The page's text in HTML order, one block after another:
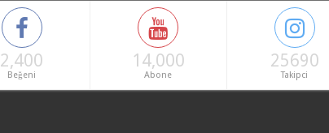
2,400
Beğeni
14,000
Abone
25690
Takipci